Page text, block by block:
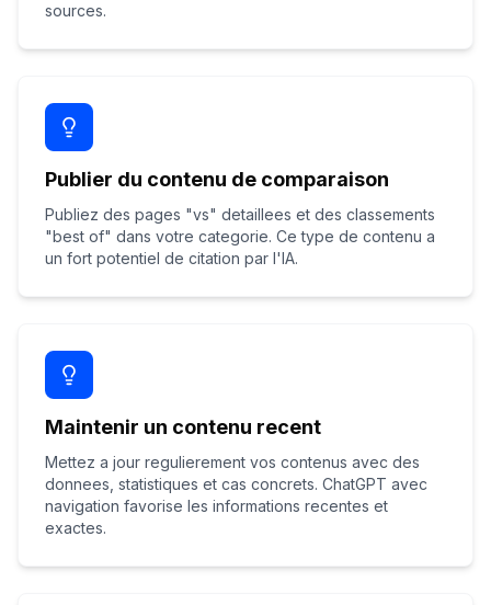
sources.
Publier du contenu de comparaison
Publiez des pages "vs" detaillees et des classements
"best of" dans votre categorie. Ce type de contenu a
un fort potentiel de citation par l'IA.
Maintenir un contenu recent
Mettez a jour regulierement vos contenus avec des
donnees, statistiques et cas concrets. ChatGPT avec
navigation favorise les informations recentes et
exactes.